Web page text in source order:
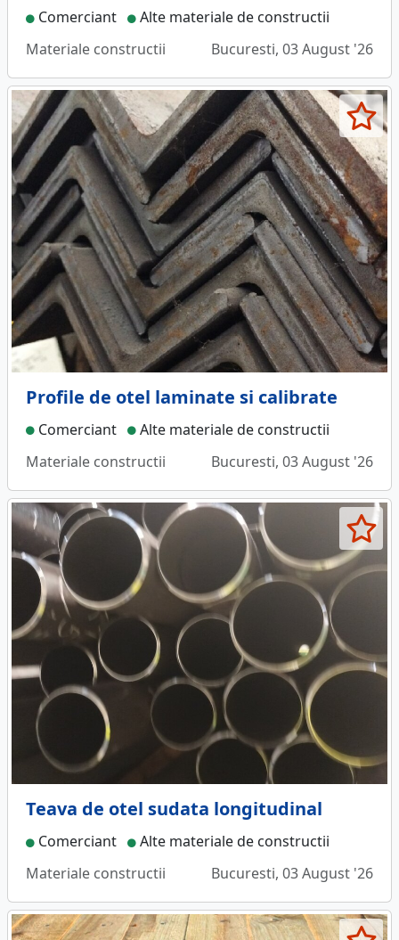
Comerciant
Alte materiale de constructii
Materiale constructii
Bucuresti, 03 August '26
Profile de otel laminate si calibrate
Comerciant
Alte materiale de constructii
Materiale constructii
Bucuresti, 03 August '26
Teava de otel sudata longitudinal
Comerciant
Alte materiale de constructii
Materiale constructii
Bucuresti, 03 August '26